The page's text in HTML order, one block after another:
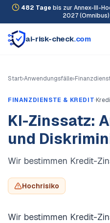
482 Tage bis zur Annex-III-
2027 (Omnibus)
ai-risk-check.com
Start›Anwendungsfälle›
FINANZDIENSTE & KREDIT·
KI-Zinssatz:
und
Wir bestimmen Kredit-
Hochrisiko
Wir bestimmen Kredit-